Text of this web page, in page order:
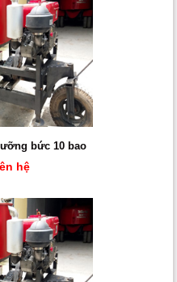
bức 10 bao
hệ